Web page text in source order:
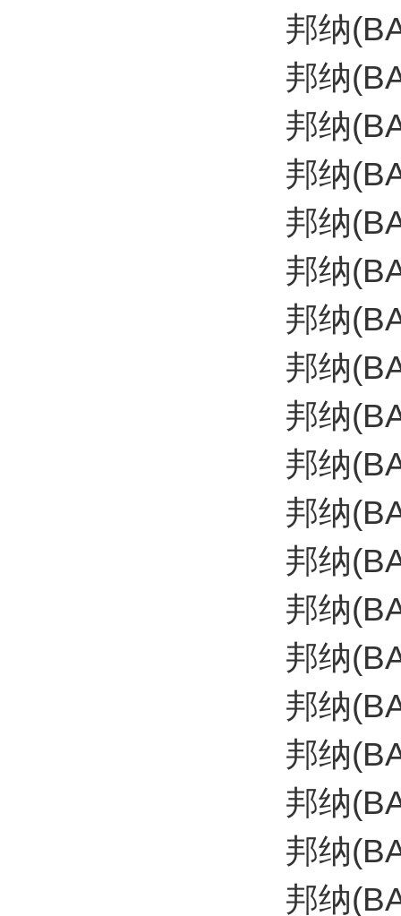
邦纳
邦纳
邦纳
邦纳
邦纳
邦纳
邦纳
邦纳
邦纳
邦纳
邦纳
邦纳
邦纳
邦纳
邦纳
邦纳
邦纳
邦纳
邦纳